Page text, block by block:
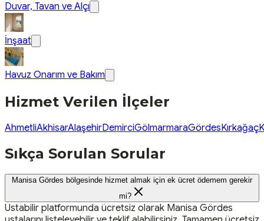
Duvar, Tavan ve Alçı
İnşaat
Havuz Onarım ve Bakım
Hizmet Verilen İlçeler
AhmetliAkhisarAlaşehirDemirciGölmarmaraGördesKırkağaç
Sıkça Sorulan Sorular
Manisa Gördes bölgesinde hizmet almak için ek ücret ödemem gerekir
mi?
Ustabilir platformunda ücretsiz olarak Manisa Gördes